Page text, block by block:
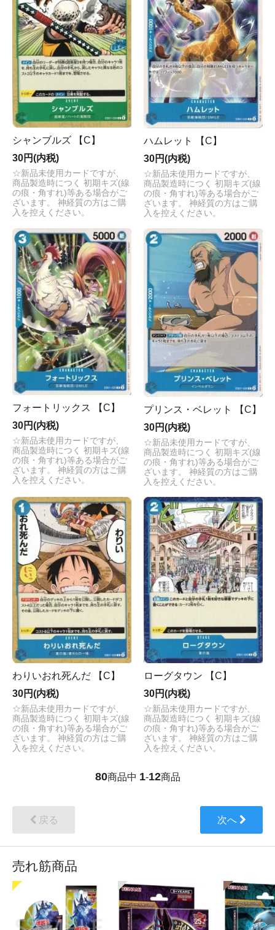
シャンブルズ 【C】
30円(内税)
☆新品未使用カードですが、
商品製造時につく 初期キズ(線
の痕・角すれ)等ある場合がご
ざいます。 神経質の方はご購
入を控えください。
ハムレット 【C】
30円(内税)
☆新品未使用カードですが、
商品製造時につく 初期キズ(線
の痕・角すれ)等ある場合がご
ざいます。 神経質の方はご購
入を控えください。
フォートリックス 【C】
30円(内税)
☆新品未使用カードですが、
商品製造時につく 初期キズ(線
の痕・角すれ)等ある場合がご
ざいます。 神経質の方はご購
入を控えください。
プリンス・ベレット 【C】
30円(内税)
☆新品未使用カードですが、
商品製造時につく 初期キズ(線
の痕・角すれ)等ある場合がご
ざいます。 神経質の方はご購
入を控えください。
わりいおれ死んだ 【C】
30円(内税)
☆新品未使用カードですが、
商品製造時につく 初期キズ(線
の痕・角すれ)等ある場合がご
ざいます。 神経質の方はご購
入を控えください。
ローグタウン 【C】
30円(内税)
☆新品未使用カードですが、
商品製造時につく 初期キズ(線
の痕・角すれ)等ある場合がご
ざいます。 神経質の方はご購
入を控えください。
80商品中 1-12商品
戻る 次へ
売れ筋商品